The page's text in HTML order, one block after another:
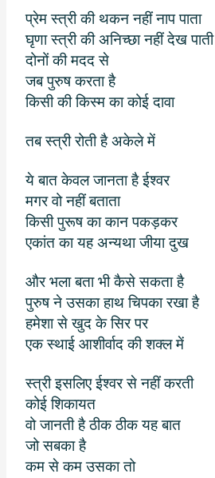
प्रेम स्त्री की थकन नहीं नाप पाता
घृणा स्त्री की अनिच्छा नहीं देख पाती
दोनों की मदद से
जब पुरुष करता है
किसी की किस्म का कोई दावा
तब स्त्री रोती है अकेले में
ये बात केवल जानता है ईश्वर
मगर वो नहीं बताता
किसी पुरूष का कान पकड़कर
एकांत का यह अन्यथा जीया दुख
और भला बता भी कैसे सकता है
पुरुष ने उसका हाथ चिपका रखा है
हमेशा से खुद के सिर पर
एक स्थाई आशीर्वाद की शक्ल में
स्त्री इसलिए ईश्वर से नहीं करती
कोई शिकायत
वो जानती है ठीक ठीक यह बात
जो सबका है
कम से कम उसका तो